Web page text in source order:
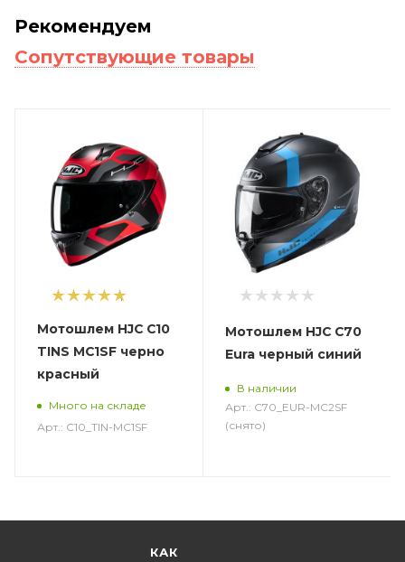
Рекомендуем
Сопутствующие товары
1
Мотошлем HJC C10
TINS MC1SF черно
красный
Много на складе
Арт.: C10_TIN-MC1SF
Мотошлем HJC C70
Eura черный синий
В наличии
Арт.: C70_EUR-MC2SF
(снято)
КАК